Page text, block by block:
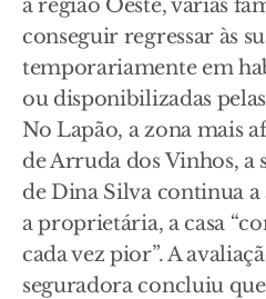
a região Oeste, várias
conseguir regressar às
temporariamente em
ou disponibilizadas
No Lapão, a zona mais
de Arruda dos Vinhos, a
de Dina Silva continua a
a proprietária, a casa
cada vez pior”. A
seguradora concluiu